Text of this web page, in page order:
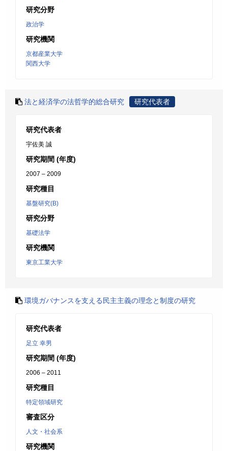
研究分野
政治学
研究機関
京都産業大学
関西大学
法と経済学の法哲学的総合研究 研究代表者
研究代表者
宇佐美 誠
研究期間 (年度)
2007 – 2009
研究種目
基盤研究(B)
研究分野
基礎法学
研究機関
東京工業大学
環境ガバナンスを支える民主主義の理念と制度の研究
研究代表者
足立 幸男
研究期間 (年度)
2006 – 2011
研究種目
特定領域研究
審査区分
人文・社会系
研究機関